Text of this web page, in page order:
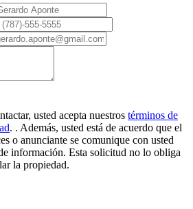
usted acepta nuestros términos de
. . Además, usted está de acuerdo que el
o anunciante se comunique con usted
información. Esta solicitud no lo obliga
la propiedad.